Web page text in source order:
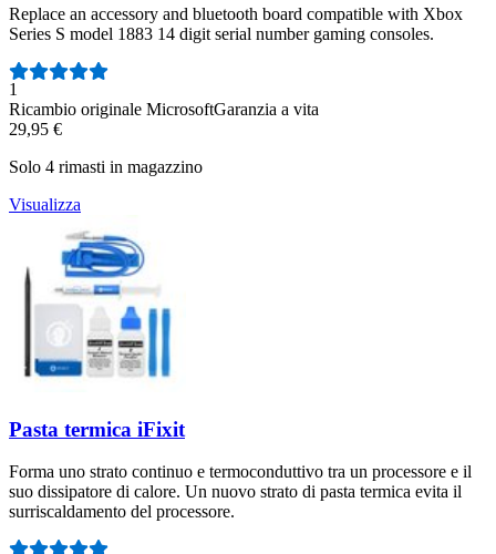
Replace an accessory and bluetooth board compatible with Xbox
Series S model 1883 14 digit serial number gaming consoles.
Numero di recensioni:
1
Ricambio originale MicrosoftGaranzia a vita
29,95 €
Solo 4 rimasti in magazzino
Visualizza
Pasta termica iFixit
Forma uno strato continuo e termoconduttivo tra un processore e il
suo dissipatore di calore. Un nuovo strato di pasta termica evita il
surriscaldamento del processore.